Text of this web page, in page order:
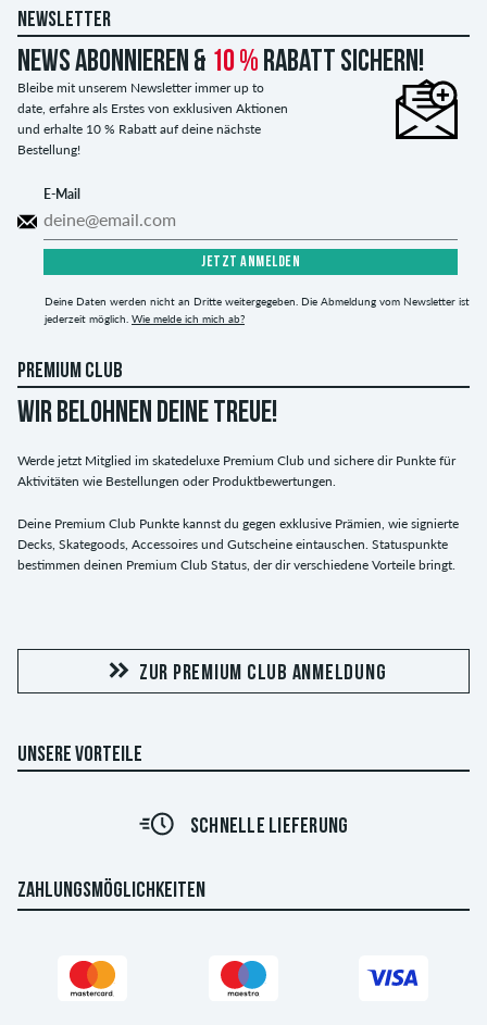
NEWSLETTER
News abonnieren & 10 % Rabatt sichern!
Bleibe mit unserem Newsletter immer up to
date, erfahre als Erstes von exklusiven Aktionen
und erhalte 10 % Rabatt auf deine nächste
Bestellung!
E-Mail
JETZT ANMELDEN
Deine Daten werden nicht an Dritte weitergegeben. Die Abmeldung vom Newsletter ist
jederzeit möglich. Wie melde ich mich ab?
PREMIUM CLUB
WIR BELOHNEN DEINE TREUE!
Werde jetzt Mitglied im skatedeluxe Premium Club und sichere dir Punkte für
Aktivitäten wie Bestellungen oder Produktbewertungen.
Deine Premium Club Punkte kannst du gegen exklusive Prämien, wie signierte
Decks, Skategoods, Accessoires und Gutscheine eintauschen. Statuspunkte
bestimmen deinen Premium Club Status, der dir verschiedene Vorteile bringt.
ZUR PREMIUM CLUB ANMELDUNG
UNSERE VORTEILE
SCHNELLE LIEFERUNG
ZAHLUNGSMÖGLICHKEITEN